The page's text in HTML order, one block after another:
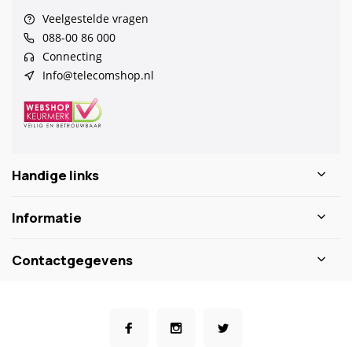
Veelgestelde vragen
088-00 86 000
Connecting
Info@telecomshop.nl
Handige links
Informatie
Contactgegevens